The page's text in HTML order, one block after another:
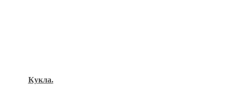
Кукла.